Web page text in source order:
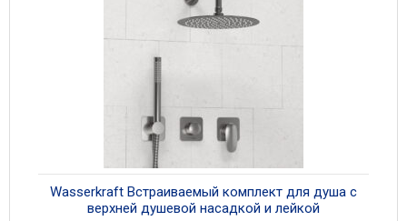
Wasserkraft Встраиваемый комплект для душа с
верхней душевой насадкой и лейкой